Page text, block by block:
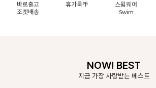
바로출고
조켓배송
휴가룩🌴
스윔웨어
Swim
NOW! BEST
지금 가장 사랑받는 베스트